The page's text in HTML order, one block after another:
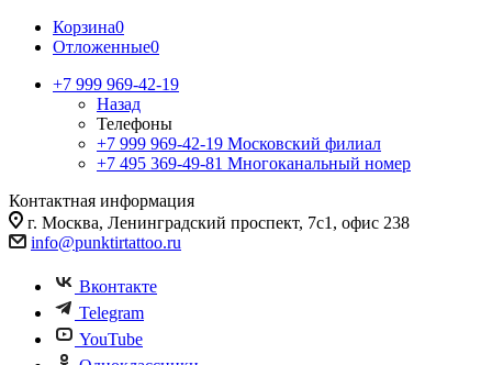
Корзина0
Отложенные0
+7 999 969-42-19
Назад
Телефоны
+7 999 969-42-19 Московский филиал
+7 495 369-49-81 Многоканальный номер
Контактная информация
г. Москва, Ленинградский проспект, 7с1, офис 238
info@punktirtattoo.ru
Вконтакте
Telegram
YouTube